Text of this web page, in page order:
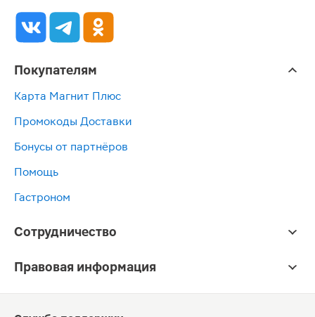
Покупателям
Карта Магнит Плюс
Промокоды Доставки
Бонусы от партнёров
Помощь
Гастроном
Сотрудничество
Правовая информация